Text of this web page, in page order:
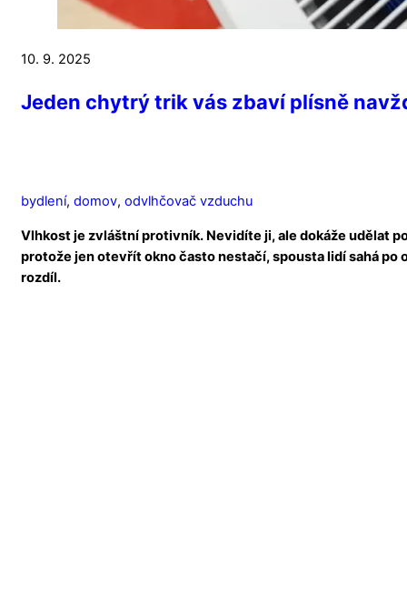
10. 9. 2025
Jeden chytrý trik vás zbaví plísně
bydlení, domov, odvlhčovač vzduchu
Vlhkost je zvláštní protivník. Nevidíte ji, ale dokáže udělat
protože jen otevřít okno často nestačí, spousta lidí sahá
rozdíl.